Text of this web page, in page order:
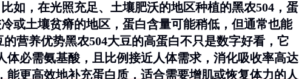
如，在光照充足、土壤肥沃的地区种植的黑农504，蛋
或土壤贫瘠的地区，蛋白含量可能稍低，但通常也能
营养优势黑农504大豆的高蛋白不只是数字好看，它
体必需氨基酸，且比例接近人体需求，消化吸收率高达
能更高效地补充蛋白质，适合需要增肌或恢复体力的人